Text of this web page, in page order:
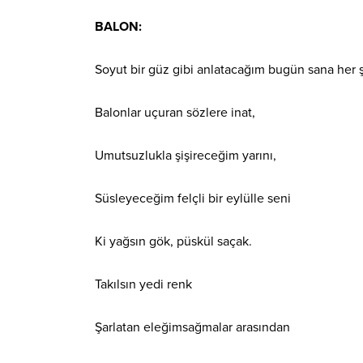
BALON:
Soyut bir güz gibi anlatacağım bugün sana her
Balonlar uçuran sözlere inat,
Umutsuzlukla şişireceğim yarını,
Süsleyeceğim felçli bir eylülle seni
Ki yağsın gök, püskül saçak.
Takılsın yedi renk
Şarlatan eleğimsağmalar arasından